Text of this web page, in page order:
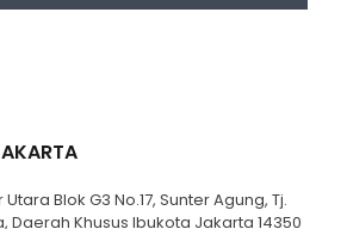
Blok G3 No.17, Sunter Agung, Tj.
Daerah Khusus Ibukota Jakarta 14350